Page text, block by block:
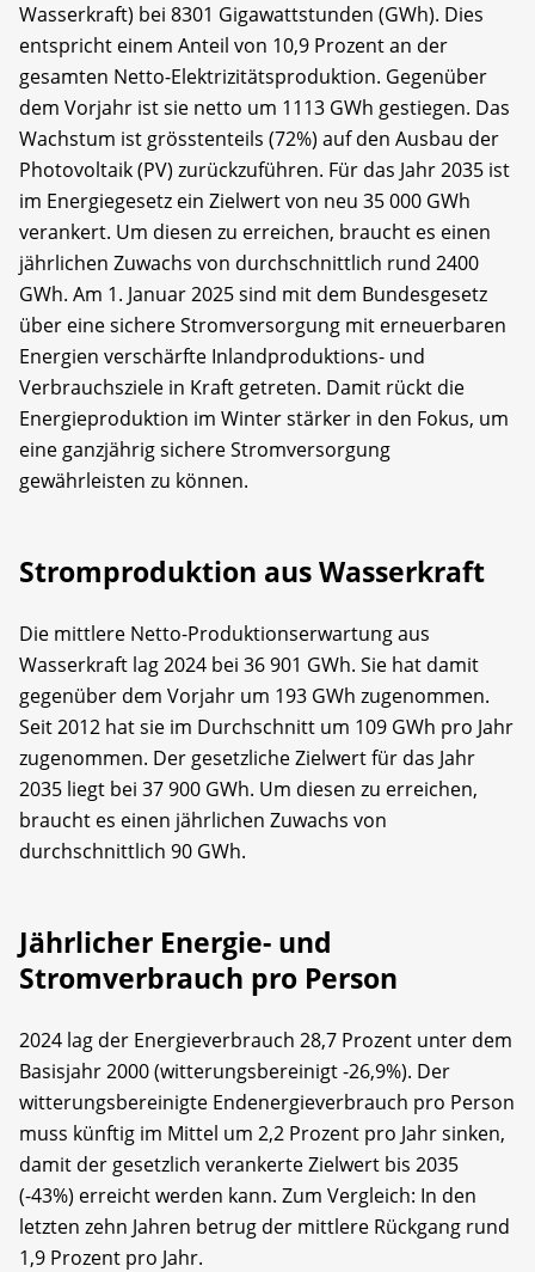
Wasserkraft) bei 8301 Gigawattstunden (GWh). Dies
entspricht einem Anteil von 10,9 Prozent an der
gesamten Netto-Elektrizitätsproduktion. Gegenüber
dem Vorjahr ist sie netto um 1113 GWh gestiegen. Das
Wachstum ist grösstenteils (72%) auf den Ausbau der
Photovoltaik (PV) zurückzuführen. Für das Jahr 2035 ist
im Energiegesetz ein Zielwert von neu 35 000 GWh
verankert. Um diesen zu erreichen, braucht es einen
jährlichen Zuwachs von durchschnittlich rund 2400
GWh. Am 1. Januar 2025 sind mit dem Bundesgesetz
über eine sichere Stromversorgung mit erneuerbaren
Energien verschärfte Inlandproduktions- und
Verbrauchsziele in Kraft getreten. Damit rückt die
Energieproduktion im Winter stärker in den Fokus, um
eine ganzjährig sichere Stromversorgung
gewährleisten zu können.
Stromproduktion aus Wasserkraft
Die mittlere Netto-Produktionserwartung aus
Wasserkraft lag 2024 bei 36 901 GWh. Sie hat damit
gegenüber dem Vorjahr um 193 GWh zugenommen.
Seit 2012 hat sie im Durchschnitt um 109 GWh pro Jahr
zugenommen. Der gesetzliche Zielwert für das Jahr
2035 liegt bei 37 900 GWh. Um diesen zu erreichen,
braucht es einen jährlichen Zuwachs von
durchschnittlich 90 GWh.
Jährlicher Energie- und
Stromverbrauch pro Person
2024 lag der Energieverbrauch 28,7 Prozent unter dem
Basisjahr 2000 (witterungsbereinigt -26,9%). Der
witterungsbereinigte Endenergieverbrauch pro Person
muss künftig im Mittel um 2,2 Prozent pro Jahr sinken,
damit der gesetzlich verankerte Zielwert bis 2035
(-43%) erreicht werden kann. Zum Vergleich: In den
letzten zehn Jahren betrug der mittlere Rückgang rund
1,9 Prozent pro Jahr.